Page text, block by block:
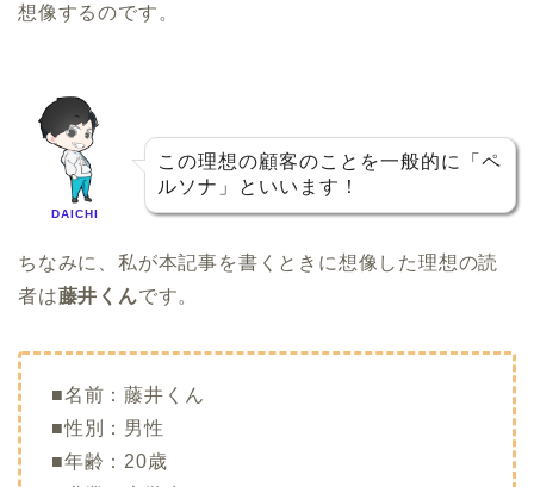
想像するのです。
DAICHI
この理想の顧客のことを一般的に「ペ
ルソナ」といいます！
ちなみに、私が本記事を書くときに想像した理想の読
者は藤井くんです。
■名前：藤井くん
■性別：男性
■年齢：20歳